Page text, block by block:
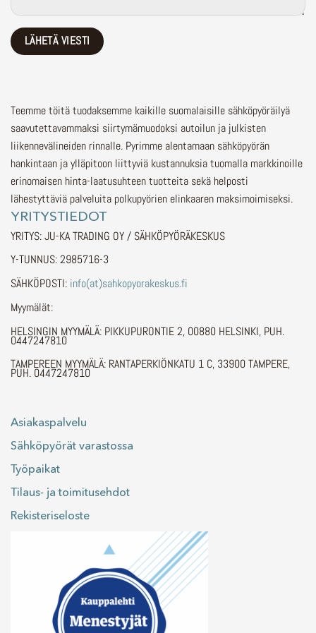
Teemme töitä tuodaksemme kaikille suomalaisille sähköpyöräilyä
saavutettavammaksi siirtymämuodoksi autoilun ja julkisten
liikennevälineiden rinnalle. Pyrimme alentamaan sähköpyörän
hankintaan ja ylläpitoon liittyviä kustannuksia tuomalla markkinoille
erinomaisen hinta-laatusuhteen tuotteita sekä helposti
lähestyttäviä palveluita polkupyörien elinkaaren maksimoimiseksi.
YRITYSTIEDOT
YRITYS: JU-KA TRADING OY / SÄHKÖPYÖRÄKESKUS
Y-TUNNUS: 2985716-3
SÄHKÖPOSTI: info(at)sahkopyorakeskus.fi
Myymälät:
HELSINGIN MYYMÄLÄ: PIKKUPURONTIE 2, 00880 HELSINKI, PUH.
0447247810
TAMPEREEN MYYMÄLÄ: RANTAPERKIÖNKATU 1 C, 33900 TAMPERE,
PUH. 0447247810
Asiakaspalvelu
Sähköpyörät varastossa
Työpaikat
Tilaus- ja toimitusehdot
Rekisteriseloste